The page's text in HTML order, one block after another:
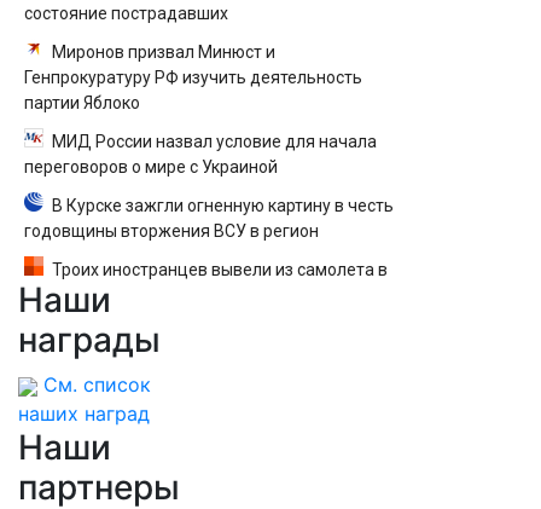
состояние пострадавших
Миронов призвал Минюст и
Генпрокуратуру РФ изучить деятельность
партии Яблоко
МИД России назвал условие для начала
переговоров о мире с Украиной
В Курске зажгли огненную картину в честь
годовщины вторжения ВСУ в регион
Троих иностранцев вывели из самолета в
Екатеринбурге после кражи денег у
Наши
награды
См. список
наших наград
Наши
партнеры